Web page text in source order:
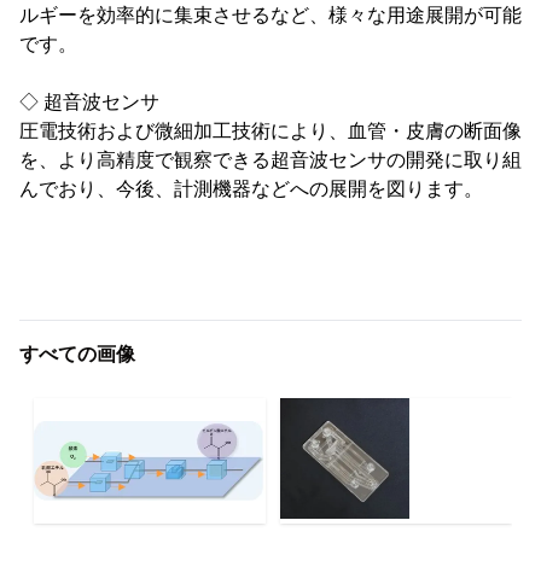
ルギーを効率的に集束させるなど、様々な用途展開が可能
です。
◇ 超音波センサ
圧電技術および微細加工技術により、血管・皮膚の断面像
を、より高精度で観察できる超音波センサの開発に取り組
んでおり、今後、計測機器などへの展開を図ります。
すべての画像